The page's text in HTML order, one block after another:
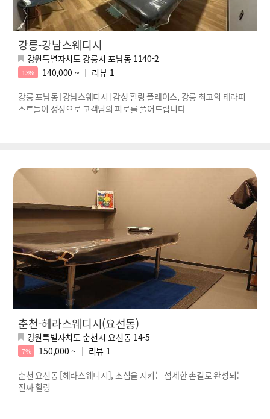
강릉-강남스웨디시
강원특별자치도 강릉시 포남동 1140-2
13% 140,000 ~ 리뷰 1
강릉 포남동 [강남스웨디시] 감성 힐링 플레이스, 강릉 최고의 테라피
스트들이 정성으로 고객님의 피로를 풀어드립니다
춘천-헤라스웨디시(요선동)
강원특별자치도 춘천시 요선동 14-5
7% 150,000 ~ 리뷰 1
춘천 요선동 [헤라스웨디시], 초심을 지키는 섬세한 손길로 완성되는
진짜 힐링